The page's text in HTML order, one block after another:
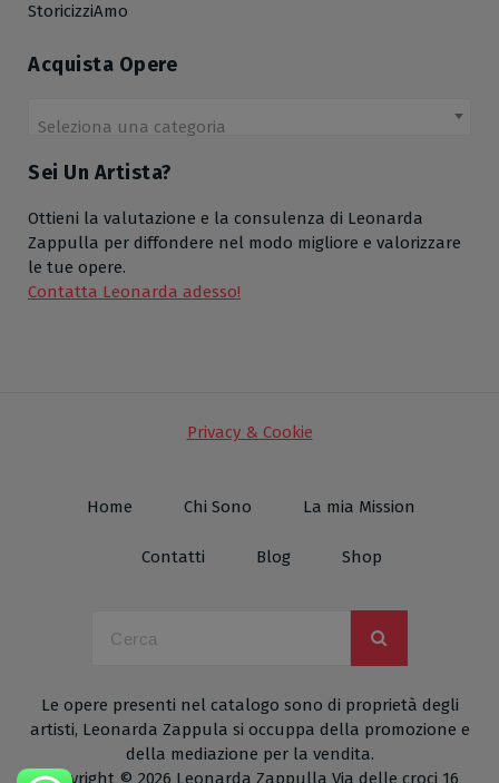
StoricizziAmo
Acquista Opere
Seleziona una categoria
Sei Un Artista?
Ottieni la valutazione e la consulenza di Leonarda
Zappulla per diffondere nel modo migliore e valorizzare
le tue opere.
Contatta Leonarda adesso!
Privacy & Cookie
Home Chi Sono La mia Mission
Contatti Blog Shop
Le opere presenti nel catalogo sono di proprietà degli
artisti, Leonarda Zappula si occuppa della promozione e
della mediazione per la vendita.
Copyright © 2026 Leonarda Zappulla Via delle croci 16